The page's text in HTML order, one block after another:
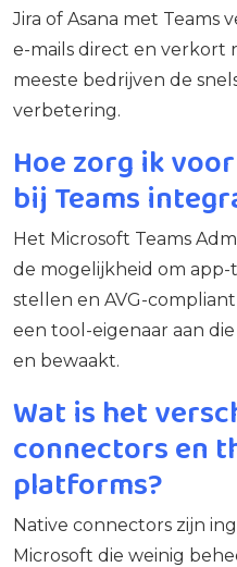
Jira of Asana met Teams
e-mails direct en verkort
meeste bedrijven de
verbetering.
Hoe zorg ik
bij Teams
Het Microsoft Teams
de mogelijkheid om
stellen en AVG-
een tool-eigenaar aan
en bewaakt.
Wat is het
connectors en
platforms?
Native connectors zijn
Microsoft die weinig